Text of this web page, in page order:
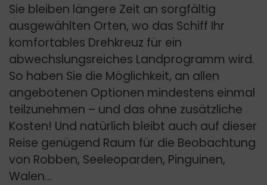
Sie bleiben längere Zeit an sorgfältig
ausgewählten Orten, wo das Schiff Ihr
komfortables Drehkreuz für ein
abwechslungsreiches Landprogramm wird.
So haben Sie die Möglichkeit, an allen
angebotenen Optionen mindestens einmal
teilzunehmen – und das ohne zusätzliche
Kosten! Und natürlich bleibt auch auf dieser
Reise genügend Raum für die Beobachtung
von Robben, Seeleoparden, Pinguinen,
Walen…